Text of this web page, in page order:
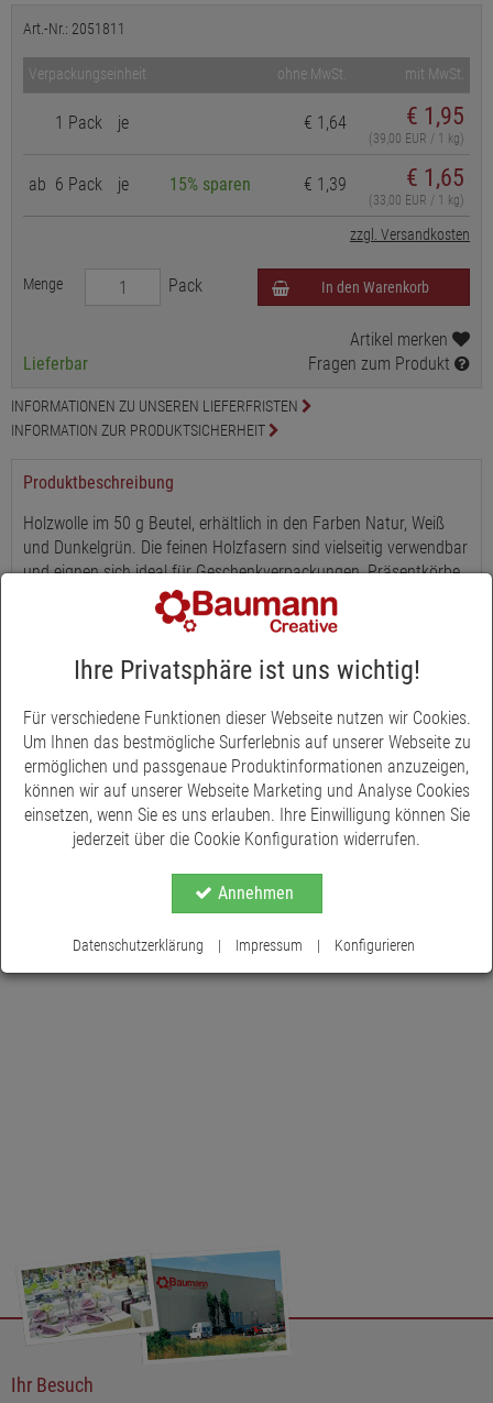
Art.-Nr.: 2051811
Verpackungseinheit ohne MwSt. mit MwSt.
1 Pack je € 1,64 € 1,95
(39,00 EUR / 1 kg)
ab 6 Pack je 15% sparen € 1,39 € 1,65
(33,00 EUR / 1 kg)
zzgl. Versandkosten
Menge Pack In den Warenkorb
Lieferbar
Artikel merken
Fragen zum Produkt
INFORMATIONEN ZU UNSEREN LIEFERFRISTEN
INFORMATION ZUR PRODUKTSICHERHEIT
Produktbeschreibung
Holzwolle im 50 g Beutel, erhältlich in den Farben Natur, Weiß
und Dunkelgrün. Die feinen Holzfasern sind vielseitig verwendbar
und eignen sich ideal für Geschenkverpackungen, Präsentkörbe
und dekorative Arrangements.
Als Füllmaterial verleiht die Holzwolle Körben, Schalen und
Kartons eine hochwertige und natürliche Optik. Sie schützt
empfindliche Inhalte und setzt gleichzeitig dekorative Akzente.
Dank der Farbvielfalt lassen sich klassische wie auch saisonale
Dekorationen kreativ umsetzen.
Holzwolle ist ein Naturprodukt, das Nachhaltigkeit mit
dekorativem Nutzen verbindet. Ob in der Floristik, beim Basteln
oder in der Geschenkverpackung - das Material überzeugt durch
Vielseitigkeit und Ästhetik.
Ihr Besuch
Ihre Privatsphäre ist uns wichtig!
Für verschiedene Funktionen dieser Webseite nutzen wir Cookies.
Um Ihnen das bestmögliche Surferlebnis auf unserer Webseite zu
ermöglichen und passgenaue Produktinformationen anzuzeigen,
können wir auf unserer Webseite Marketing und Analyse Cookies
einsetzen, wenn Sie es uns erlauben. Ihre Einwilligung können Sie
jederzeit über die Cookie Konfiguration widerrufen.
Annehmen
Datenschutzerklärung | Impressum | Konfigurieren